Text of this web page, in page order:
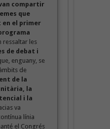
compartir
que
en el primer
ressaltar les
de debat i
enguany, se
de
de la
la
i la
va
línia
el Congrés